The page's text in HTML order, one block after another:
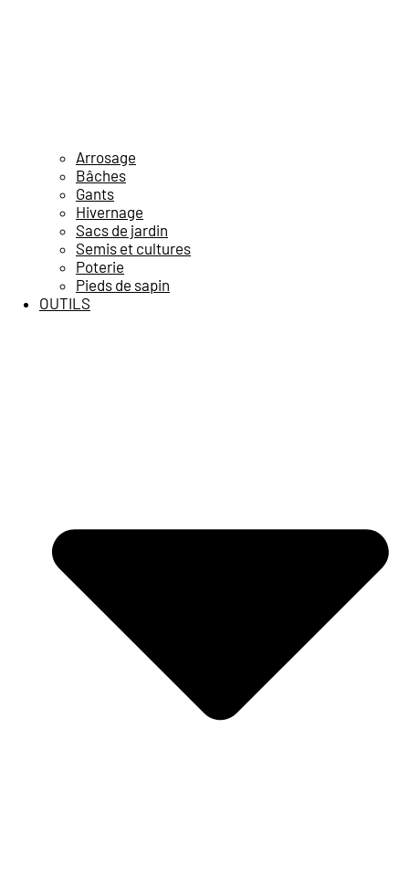
Arrosage
Bâches
Gants
Hivernage
Sacs de jardin
Semis et cultures
Poterie
Pieds de sapin
OUTILS